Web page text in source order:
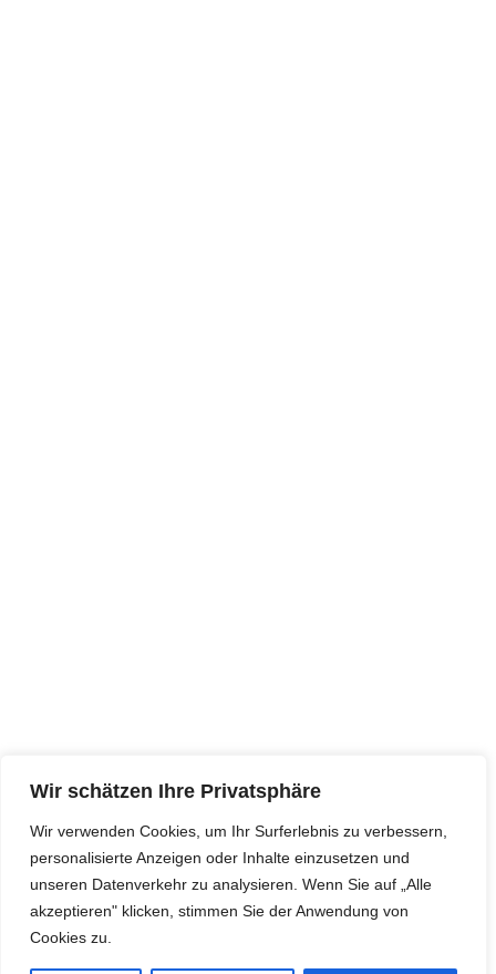
Wir schätzen Ihre Privatsphäre
Wir verwenden Cookies, um Ihr Surferlebnis zu verbessern,
personalisierte Anzeigen oder Inhalte einzusetzen und
unseren Datenverkehr zu analysieren. Wenn Sie auf „Alle
akzeptieren" klicken, stimmen Sie der Anwendung von
Cookies zu.